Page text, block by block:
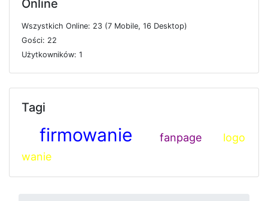
Online
Wszystkich Online: 23 (7 Mobile, 16 Desktop)
Gości: 22
Użytkowników: 1
Tagi
firmowanie fanpage
logo
wanie